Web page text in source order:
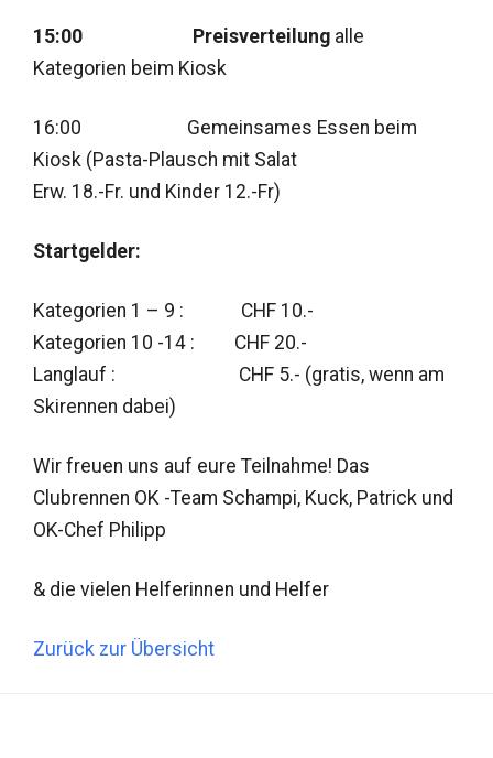
15:00 Preisverteilung alle
Kategorien beim Kiosk
16:00 Gemeinsames Essen beim
Kiosk (Pasta-Plausch mit Salat
Erw. 18.-Fr. und Kinder 12.-Fr)
Startgelder:
Kategorien 1 – 9 : CHF 10.-
Kategorien 10 -14 : CHF 20.-
Langlauf : CHF 5.- (gratis, wenn am
Skirennen dabei)
Wir freuen uns auf eure Teilnahme! Das
Clubrennen OK -Team Schampi, Kuck, Patrick und
OK-Chef Philipp
& die vielen Helferinnen und Helfer
Zurück zur Übersicht